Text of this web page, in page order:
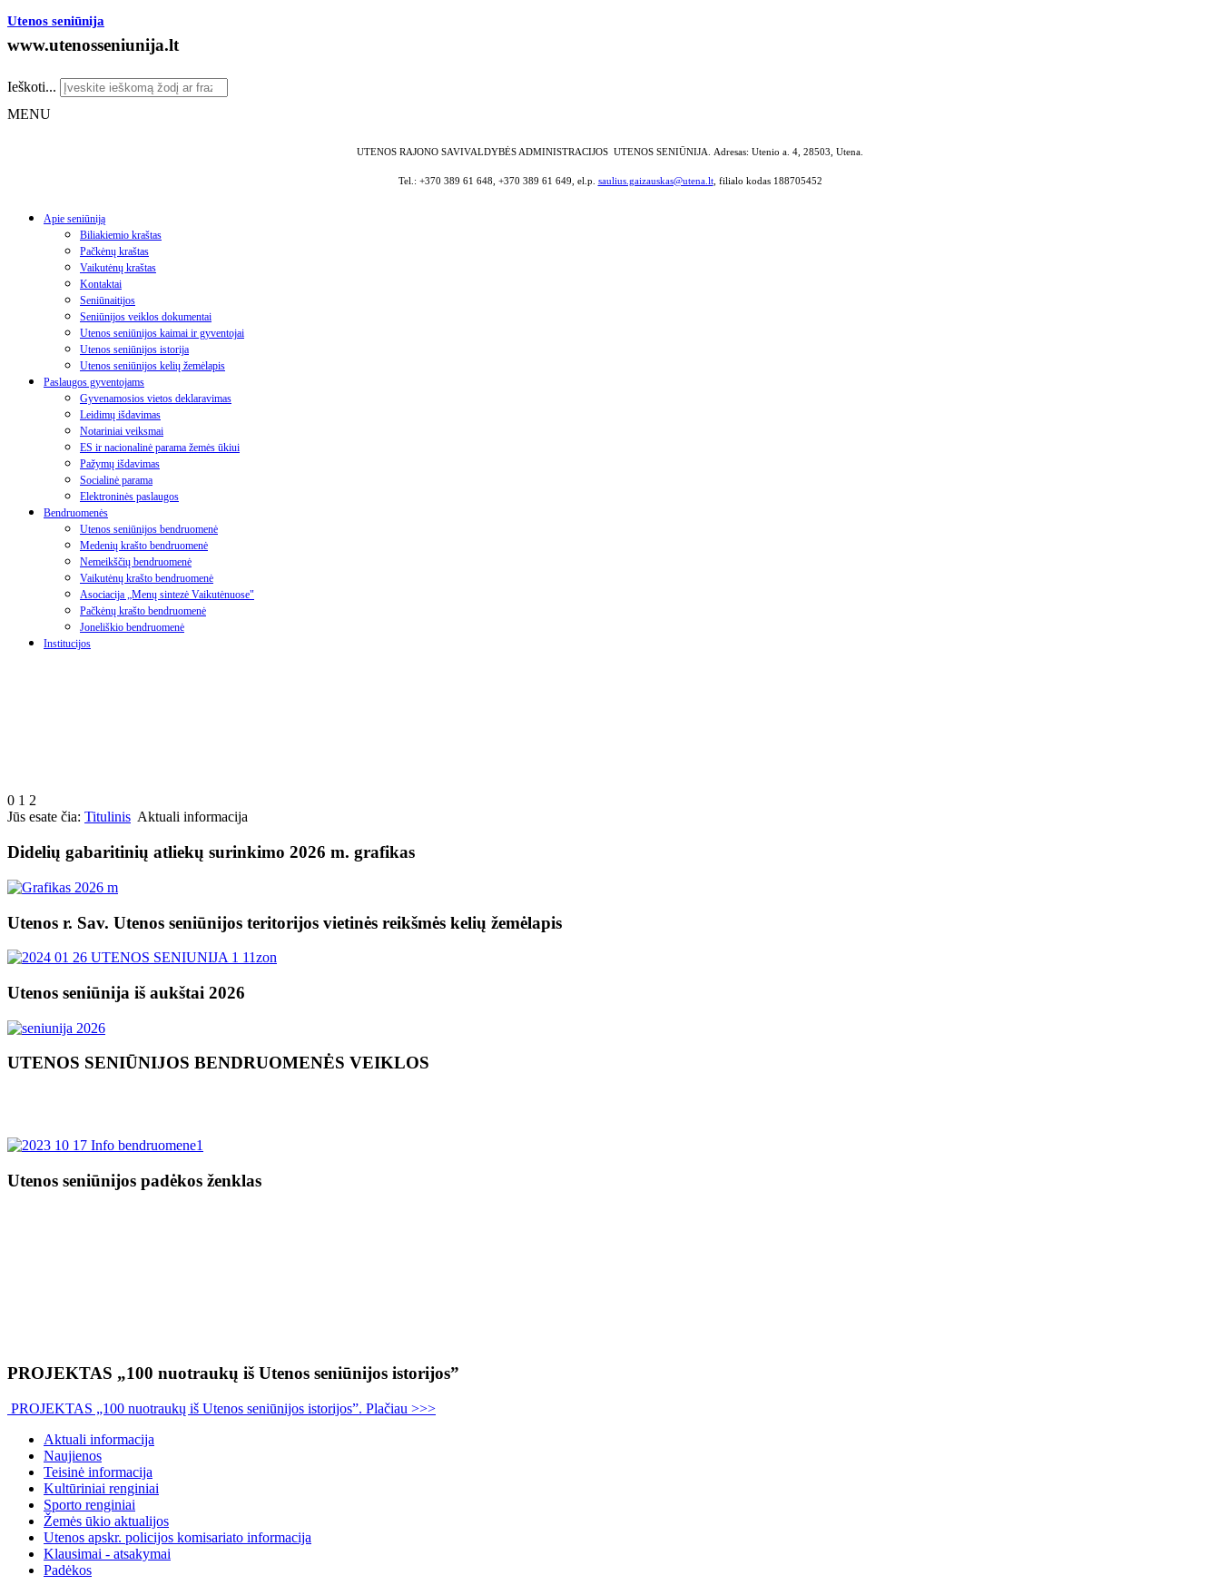
Utenos seniūnija
www.utenosseniunija.lt
Ieškoti...
MENU
UTENOS RAJONO SAVIVALDYBĖS ADMINISTRACIJOS UTENOS SENIŪNIJA. Adresas: Utenio a. 4, 28503, Utena.
Tel.: +370 389 61 648, +370 389 61 649, el.p. saulius.gaizauskas@utena.lt, filialo kodas 188705452
Apie seniūniją
Biliakiemio kraštas
Pačkėnų kraštas
Vaikutėnų kraštas
Kontaktai
Seniūnaitijos
Seniūnijos veiklos dokumentai
Utenos seniūnijos kaimai ir gyventojai
Utenos seniūnijos istorija
Utenos seniūnijos kelių žemėlapis
Paslaugos gyventojams
Gyvenamosios vietos deklaravimas
Leidimų išdavimas
Notariniai veiksmai
ES ir nacionalinė parama žemės ūkiui
Pažymų išdavimas
Socialinė parama
Elektroninės paslaugos
Bendruomenės
Utenos seniūnijos bendruomenė
Medenių krašto bendruomenė
Nemeikščių bendruomenė
Vaikutėnų krašto bendruomenė
Asociacija „Menų sintezė Vaikutėnuose"
Pačkėnų krašto bendruomenė
Joneliškio bendruomenė
Institucijos
0 1 2
Jūs esate čia: Titulinis Aktuali informacija
Didelių gabaritinių atliekų surinkimo 2026 m. grafikas
Utenos r. Sav. Utenos seniūnijos teritorijos vietinės reikšmės kelių žemėlapis
Utenos seniūnija iš aukštai 2026
UTENOS SENIŪNIJOS BENDRUOMENĖS VEIKLOS
Utenos seniūnijos padėkos ženklas
PROJEKTAS „100 nuotraukų iš Utenos seniūnijos istorijos”
PROJEKTAS „100 nuotraukų iš Utenos seniūnijos istorijos”. Plačiau >>>
Aktuali informacija
Naujienos
Teisinė informacija
Kultūriniai renginiai
Sporto renginiai
Žemės ūkio aktualijos
Utenos apskr. policijos komisariato informacija
Klausimai - atsakymai
Padėkos